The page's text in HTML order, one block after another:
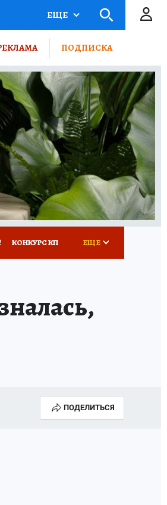
О КП
ЕЩЕ
ПОДПИСКА
КОНКУРС КП ЕЩЕ
ПОДЕЛИТЬСЯ